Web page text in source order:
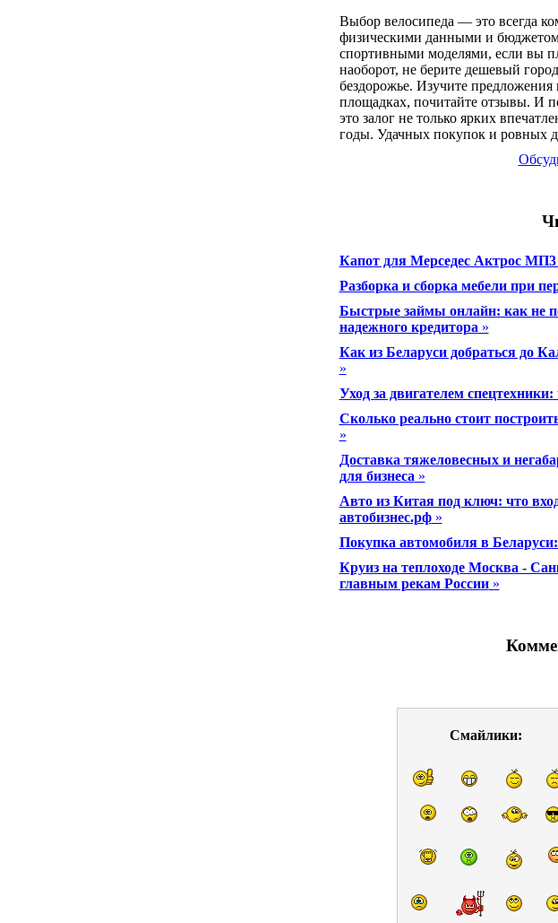
Выбор велосипеда — это всегда
физическими данными и
спортивными моделями, если вы
наоборот, не берите дешевый
бездорожье. Изучите
площадках, почитайте отзывы. И
это залог не только ярких
годы. Удачных покупок и ровных
Капот для Мерседес Актрос
Разборка и сборка мебели при
Быстрые займы онлайн: как не
надежного кредитора »
Как из Беларуси добраться до
»
Уход за двигателем
Сколько реально стоит
»
Доставка тяжеловесных и
для бизнеса »
Авто из Китая под ключ: что
автобизнес.рф»
Покупка автомобиля в
Круиз на теплоходе Москва -
главным рекам России»
Смайлики: